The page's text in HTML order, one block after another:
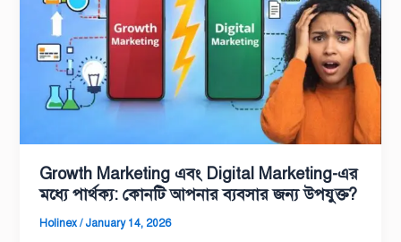
Growth Marketing এবং Digital Marketing-এর
মধ্যে পার্থক্য: কোনটি আপনার ব্যবসার জন্য উপযুক্ত?
Holinex/ January 14, 2026